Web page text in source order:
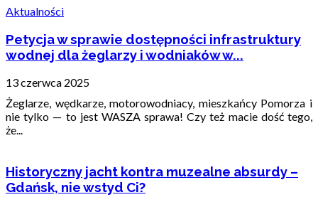
Aktualności
Petycja w sprawie dostępności infrastruktury
wodnej dla żeglarzy i wodniaków w...
13 czerwca 2025
Żeglarze, wędkarze, motorowodniacy, mieszkańcy Pomorza i
nie tylko — to jest WASZA sprawa! Czy też macie dość tego,
że...
Historyczny jacht kontra muzealne absurdy –
Gdańsk, nie wstyd Ci?